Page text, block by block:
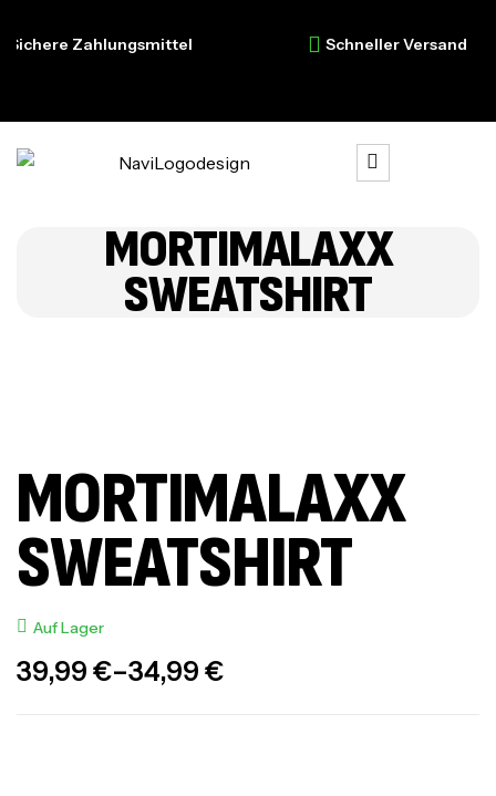
Zahlungsmittel Schneller Versand
MORTIMALAXX
SWEATSHIRT
MORTIMALAXX
SWEATSHIRT
Auf Lager
34,99 €
–
39,99 €